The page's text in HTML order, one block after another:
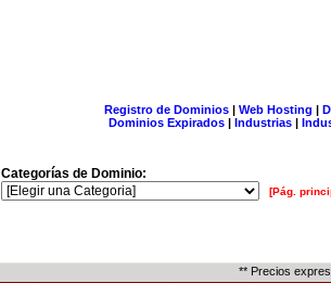
Registro de Dominios| Web Hosting |
Dominios Expirados | Industrias |
Categorías de Dominio:
[Pág.
** Precios